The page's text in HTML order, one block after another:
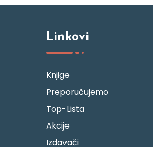
Linkovi
Knjige
Preporučujemo
Top-Lista
Akcije
Izdavači